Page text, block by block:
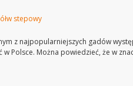
stepowy
z najpopularniejszych gadów
w Polsce. Można powiedzieć, że w